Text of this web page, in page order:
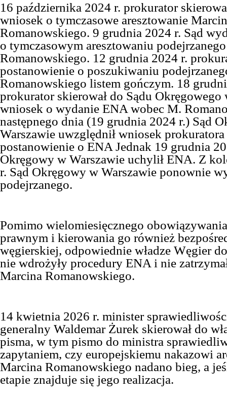
16 października 2024 r. prokurator
wniosek o tymczasowe aresztowanie
Romanowskiego. 9 grudnia 2024 r. Sąd
o tymczasowym aresztowaniu
Romanowskiego. 12 grudnia 2024 r.
postanowienie o poszukiwaniu
Romanowskiego listem gończym. 18
prokurator skierował do Sądu Okręgowego
wniosek o wydanie ENA wobec M.
następnego dnia (19 grudnia 2024 r.) Sąd
Warszawie uwzględnił wniosek prokuratora
postanowienie o ENA Jednak 19 grudnia
Okręgowy w Warszawie uchylił ENA. Z
r. Sąd Okręgowy w Warszawie ponownie
podejrzanego.
Pomimo wielomiesięcznego
prawnym i kierowania go również
węgierskiej, odpowiednie władze Węgier
nie wdrożyły procedury ENA i nie
Marcina Romanowskiego.
14 kwietnia 2026 r. minister
generalny Waldemar Żurek skierował do
pisma, w tym pismo do ministra s
zapytaniem, czy europejskiemu nakazowi
Marcina Romanowskiego nadano bieg, a
etapie znajduje się jego realizacja.